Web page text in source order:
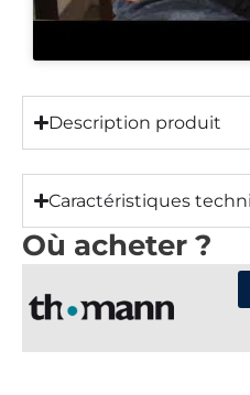
Description produit
Caractéristiques
Où acheter ?